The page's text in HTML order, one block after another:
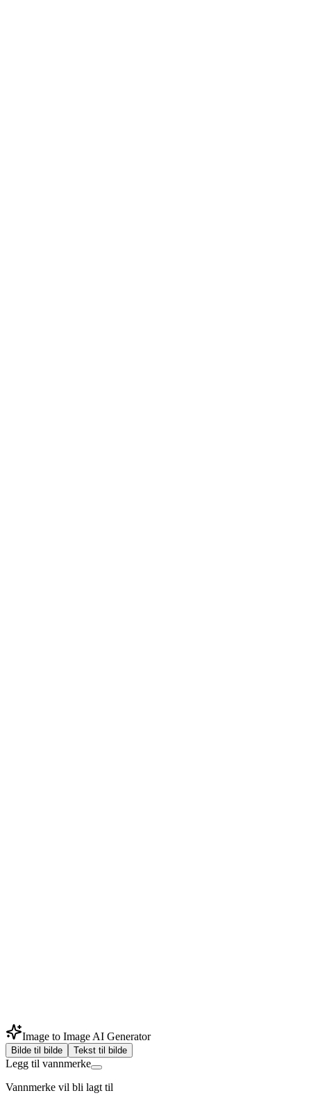
Image to Image AI Generator
Bilde til bilde Tekst til bilde
Legg til vannmerke
Vannmerke vil bli lagt til